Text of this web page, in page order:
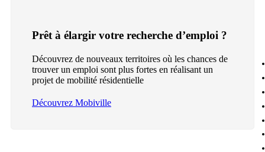
Prêt à élargir votre recherche d’emploi ?
Découvrez de nouveaux territoires où les chances de
trouver un emploi sont plus fortes en réalisant un
projet de mobilité résidentielle
Découvrez Mobiville